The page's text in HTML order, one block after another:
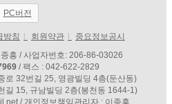
PC버전
방침 회원약관
중요정보공시
흥 / 사업자번호: 206-86-03026
/ 팩스 : 042-622-2829
로 32번길 25, 영광빌딩 4층(둔산동)
길 15, 규남빌딩 2층(봉천동 1644-1)
/ 개인정보책임관리자 : 이종흥